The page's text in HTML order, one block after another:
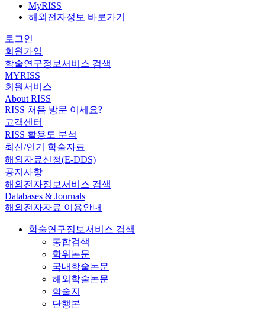
MyRISS
해외전자정보 바로가기
로그인
회원가입
학술연구정보서비스 검색
MYRISS
회원서비스
About RISS
RISS 처음 방문 이세요?
고객센터
RISS 활용도 분석
최신/인기 학술자료
해외자료신청(E-DDS)
공지사항
해외전자정보서비스 검색
Databases & Journals
해외전자자료 이용안내
학술연구정보서비스 검색
통합검색
학위논문
국내학술논문
해외학술논문
학술지
단행본